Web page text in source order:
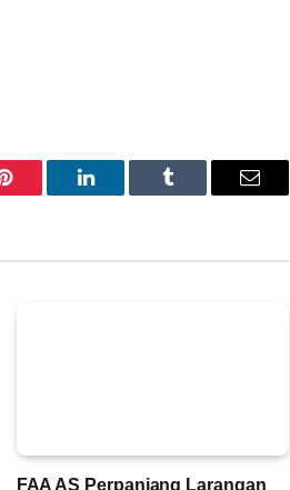
Pinterest LinkedIn Tumblr Email
FAA AS Perpanjang Larangan